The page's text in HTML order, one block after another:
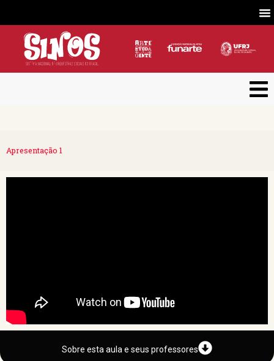
Apresentação 1
Sobre esta aula e seus professores